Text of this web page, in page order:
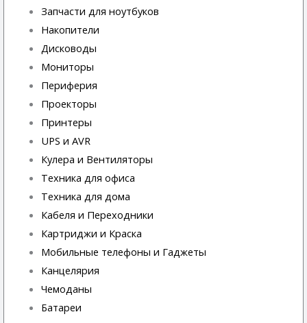
Запчасти для ноутбуков
Накопители
Дисководы
Мониторы
Периферия
Проекторы
Принтеры
UPS и AVR
Кулера и Вентиляторы
Техника для офиса
Техника для дома
Кабеля и Переходники
Картриджи и Краска
Мобильные телефоны и Гаджеты
Канцелярия
Чемоданы
Батареи